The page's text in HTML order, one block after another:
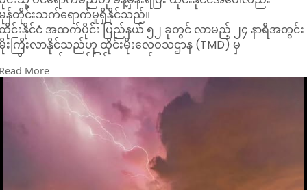
န်တိုင်းသက်ရောက်မှုရှိနိုင်သည်။
င်းနိုင်ငံ အထက်ပိုင်း ပြည်နယ် ၅၂ ခုတွင် လာမည့် ၂၄ နာရီအတွင်း
းကြီးလာနိုင်သည်ဟု ထိုင်းမိုးလေဝသဌာန (TMD) မှ
တိပေးချက် ထုတ်ပြန်ထားသည်။
ဆန်နူလော့မြို့၊ ဥထုံဌာနီ၊ နာခွန်ရာချာဆီမားနှင့် တရတ်ပြည်နယ်
ျားအပါအဝင် ထိုင်းနိုင်ငံ၏ မြောက်၊ အရှေ့မြောက်နှင့် အရှေ့ပိုင်းရှိ
ချို့ဒေသများတွင် မိုးသည်းထန်စွာ ရွာသွန်းနိုင်သည်ဟု ခန့်မှန်းရ
More